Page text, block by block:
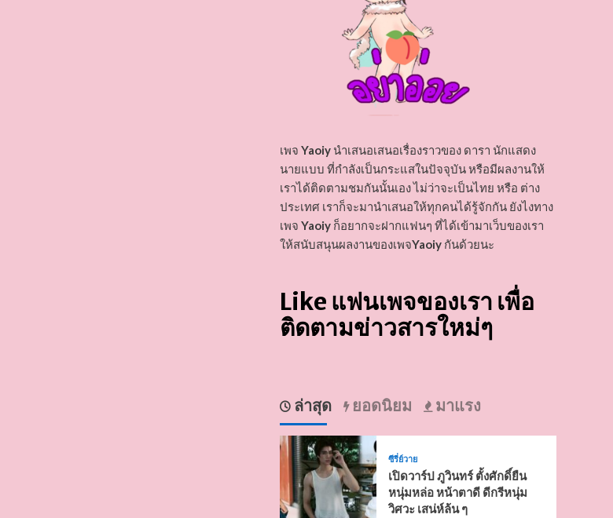
เพจ Yaoiyนำเสนอเสนอเรื่องราวของ ดารา นักแสดง
นายแบบ ที่กำลังเป็นกระแสในปัจจุบัน หรือมีผลงานให้
เราได้ติดตามชมกันนั้นเอง ไม่ว่าจะเป็นไทย หรือ ต่าง
ประเทศ เราก็จะมานำเสนอให้ทุกคนได้รู้จักกัน ยังไงทาง
เพจ Yaoiyก็อยากจะฝากแฟนๆ ที่ได้เข้ามาเว็บของเรา
ให้สนับสนุนผลงานของเพจYaoiyกันด้วยนะ
Like แฟนเพจของเรา เพื่อ
ติดตามข่าวสารใหม่ๆ
ล่าสุด ยอดนิยม มาแรง
ซีรี่ย์วาย
เปิดวาร์ป ภูวินทร์ ตั้งศักดิ์ยืน
หนุ่มหล่อ หน้าตาดี ดีกรีหนุ่ม
วิศวะ เสน่ห์ล้น ๆ